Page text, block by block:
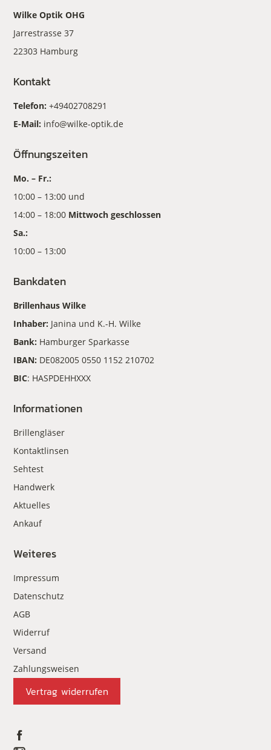
Wilke Optik OHG
Jarrestrasse 37
22303 Hamburg
Kontakt
Telefon:+49402708291
E-Mail: info@wilke-optik.de
Öffnungszeiten
Mo. – Fr.:
10:00 – 13:00 und
14:00 – 18:00 Mittwoch geschlossen
Sa.:
10:00 – 13:00
Bankdaten
Brillenhaus Wilke
Inhaber: Janina und K.-H. Wilke
Bank: Hamburger Sparkasse
IBAN: DE082005 0550 1152 210702
BIC: HASPDEHHXXX
Informationen
Brillengläser
Kontaktlinsen
Sehtest
Handwerk
Aktuelles
Ankauf
Weiteres
Impressum
Datenschutz
AGB
Widerruf
Versand
Zahlungsweisen
Vertrag widerrufen